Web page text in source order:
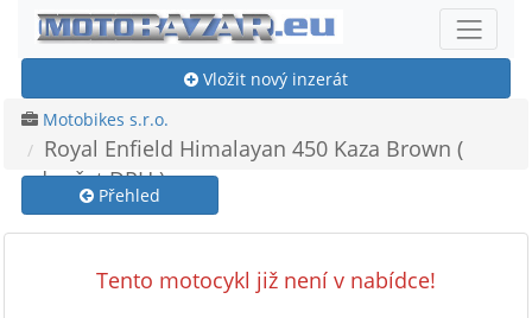
Vložit nový inzerát
Motobikes s.r.o.
Royal Enfield Himalayan 450 Kaza Brown (
odpočet DPH )
Přehled
Tento motocykl již není v nabídce!